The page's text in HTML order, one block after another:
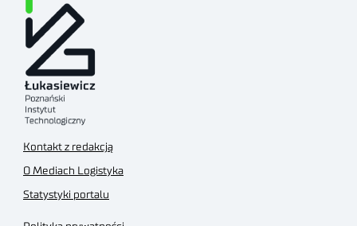
Kontakt z redakcją
O Mediach Logistyka
Statystyki portalu